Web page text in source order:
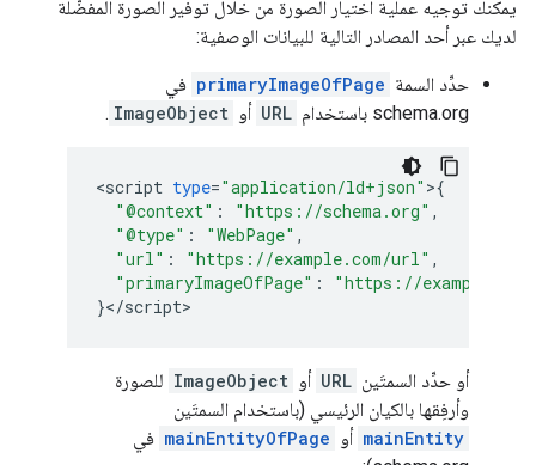
يمكنك توجيه عملية اختيار الصورة من خلال توفير الصورة المفضّلة
لديك عبر أحد المصادر التالية للبيانات الوصفية:
حدِّد السمة primaryImageOfPage في
schema.org باستخدام
URL أو ImageObject
.
<script type="application/ld+json" >{
"@context" : "https://schema.org" ,
"@type" : "WebPage" ,
"url" : "https://example.com/url" ,
"primaryImageOfPage" :
"https://
}</script>
أو حدِّد السمتَين URL أو ImageObject للصورة
وأرفِقها بالكيان الرئيسي (باستخدام السمتَين
mainEntity أو mainEntityOfPage في